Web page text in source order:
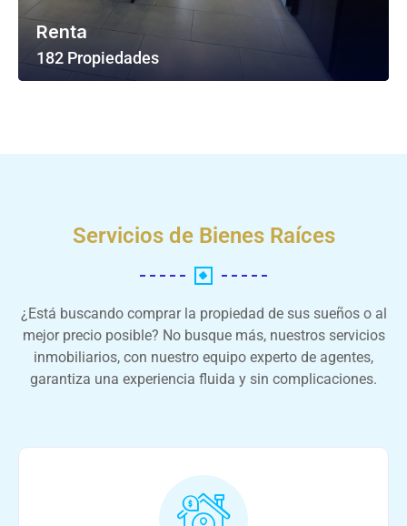
Renta
182 Propiedades
Servicios de Bienes Raíces
¿Está buscando comprar la propiedad de sus sueños o al
mejor precio posible? No busque más, nuestros servicios
inmobiliarios, con nuestro equipo experto de agentes,
garantiza una experiencia fluida y sin complicaciones.